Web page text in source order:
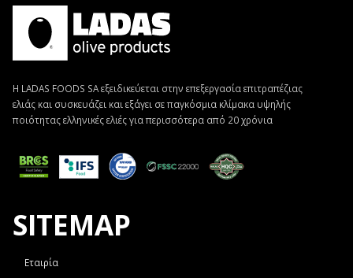
Η LADAS FOODS SA εξειδικεύεται στην επεξεργασία επιτραπέζιας
ελιάς και συσκευάζει και εξάγει σε παγκόσμια κλίμακα υψηλής
ποιότητας ελληνικές ελιές για περισσότερα από 20 χρόνια
SITEMAP
Εταιρία